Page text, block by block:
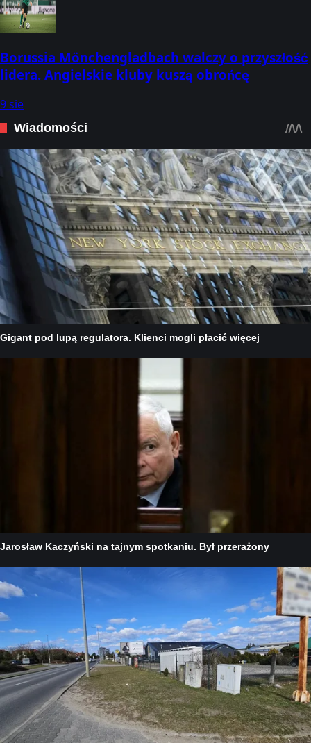
Borussia Mönchengladbach walczy o przyszłość
lidera. Angielskie kluby kuszą obrońcę
9 sie